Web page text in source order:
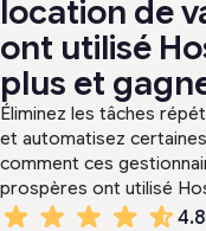
location de
ont utilisé
plus et
Éliminez les tâches
et automatisez
comment ces
prospères ont utilisé
4.8